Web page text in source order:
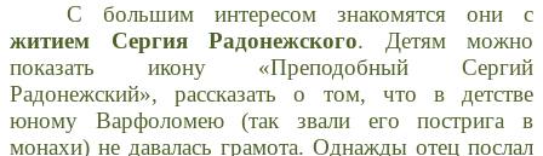
С большим интересом знакомятся они с
житием Сергия Радонежского. Детям можно
показать икону «Преподобный Сергий
Радонежский», рассказать о том, что в детстве
юному Варфоломею (так звали его пострига в
монахи) не давалась грамота. Однажды отец послал